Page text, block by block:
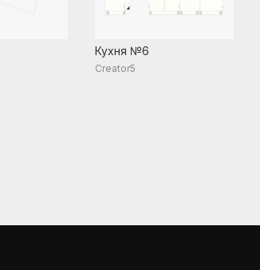
Кухня №6
Creator5